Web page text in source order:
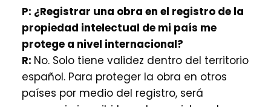
P: ¿Registrar una obra en el registro de la
propiedad intelectual de mi país me
protege a nivel internacional?
R: No. Solo tiene validez dentro del territorio
español. Para proteger la obra en otros
países por medio del registro, será